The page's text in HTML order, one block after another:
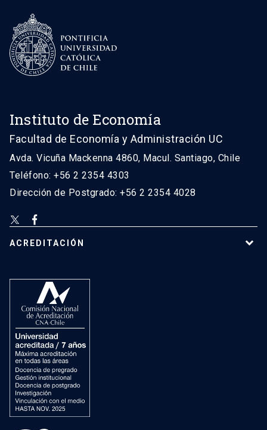
Instituto de Economía
Facultad de Economía y Administración UC
Avda. Vicuña Mackenna 4860, Macul. Santiago, Chile
Teléfono: +56 2 2354 4303
Dirección de Postgrado: +56 2 2354 4028
ACREDITACIÓN